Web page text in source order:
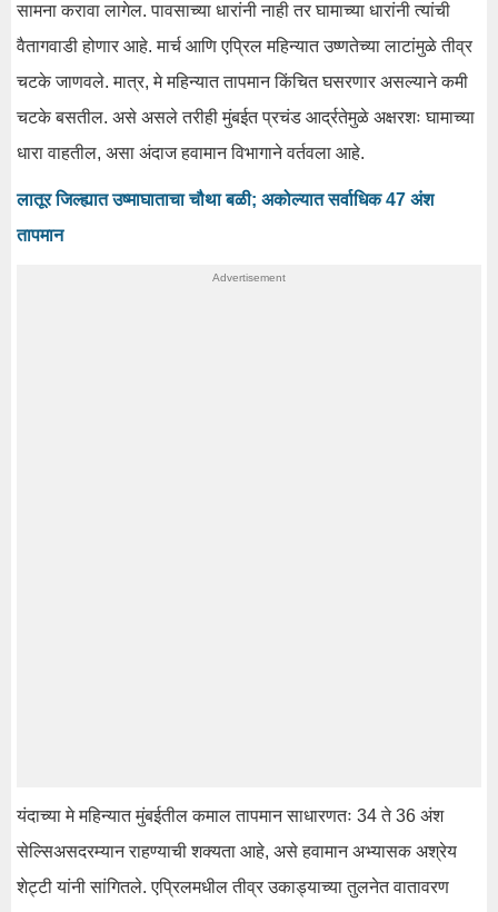
सामना करावा लागेल. पावसाच्या धारांनी नाही तर घामाच्या धारांनी त्यांची
वैतागवाडी होणार आहे. मार्च आणि एप्रिल महिन्यात उष्णतेच्या लाटांमुळे तीव्र
चटके जाणवले. मात्र, मे महिन्यात तापमान किंचित घसरणार असल्याने कमी
चटके बसतील. असे असले तरीही मुंबईत प्रचंड आर्द्रतेमुळे अक्षरशः घामाच्या
धारा वाहतील, असा अंदाज हवामान विभागाने वर्तवला आहे.
लातूर जिल्ह्यात उष्माघाताचा चौथा बळी; अकोल्यात सर्वाधिक 47 अंश
तापमान
यंदाच्या मे महिन्यात मुंबईतील कमाल तापमान साधारणतः 34 ते 36 अंश
सेल्सिअसदरम्यान राहण्याची शक्यता आहे, असे हवामान अभ्यासक अश्रेय
शेट्टी यांनी सांगितले. एप्रिलमधील तीव्र उकाड्याच्या तुलनेत वातावरण